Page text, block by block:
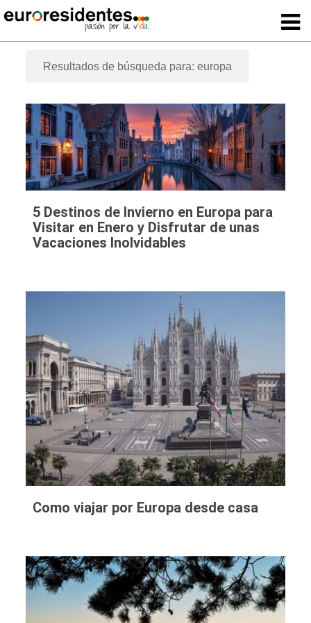
Resultados de búsqueda para: europa
5 Destinos de Invierno en Europa para
Visitar en Enero y Disfrutar de unas
Vacaciones Inolvidables
Como viajar por Europa desde casa